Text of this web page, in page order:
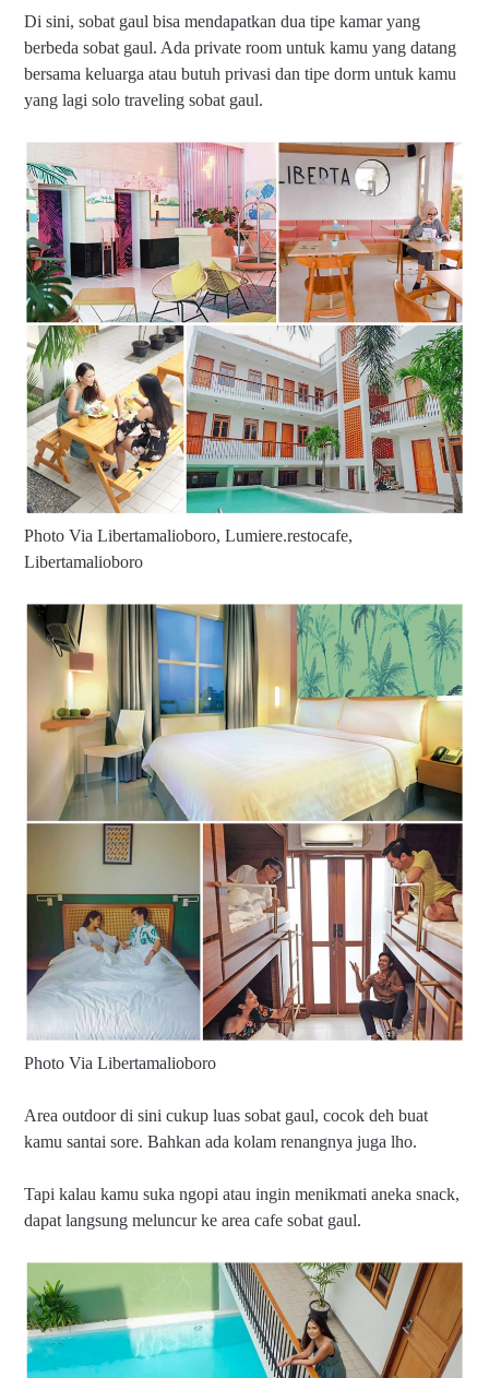
Di sini, sobat gaul bisa mendapatkan dua tipe kamar yang
berbeda sobat gaul. Ada private room untuk kamu yang datang
bersama keluarga atau butuh privasi dan tipe dorm untuk kamu
yang lagi solo traveling sobat gaul.
Photo Via Libertamalioboro, Lumiere.restocafe,
Libertamalioboro
Photo Via Libertamalioboro
Area outdoor di sini cukup luas sobat gaul, cocok deh buat
kamu santai sore. Bahkan ada kolam renangnya juga lho.
Tapi kalau kamu suka ngopi atau ingin menikmati aneka snack,
dapat langsung meluncur ke area cafe sobat gaul.